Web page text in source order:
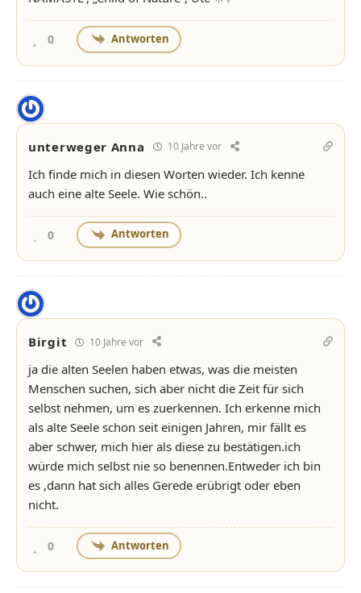
0 Antworten
unterweger Anna 10 Jahre vor
Ich finde mich in diesen Worten wieder. Ich kenne
auch eine alte Seele. Wie schön..
0 Antworten
Birgit 10 Jahre vor
ja die alten Seelen haben etwas, was die meisten
Menschen suchen, sich aber nicht die Zeit für sich
selbst nehmen, um es zuerkennen. Ich erkenne mich
als alte Seele schon seit einigen Jahren, mir fällt es
aber schwer, mich hier als diese zu bestätigen.ich
würde mich selbst nie so benennen.Entweder ich bin
es ,dann hat sich alles Gerede erübrigt oder eben
nicht.
0 Antworten